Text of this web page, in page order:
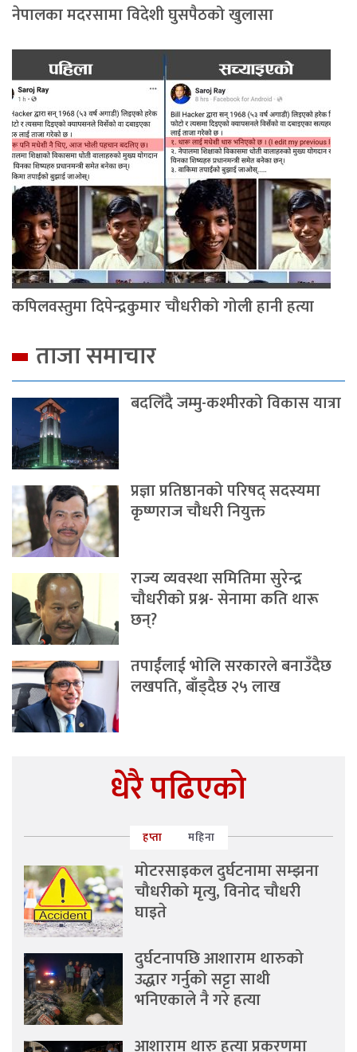
नेपालका मदरसामा विदेशी घुसपैठको खुलासा
कपिलवस्तुमा दिपेन्द्रकुमार चौधरीको गोली हानी हत्या
ताजा समाचार
बदलिँदै जम्मु-कश्मीरको विकास यात्रा
प्रज्ञा प्रतिष्ठानको परिषद् सदस्यमा
कृष्णराज चौधरी नियुक्त
राज्य व्यवस्था समितिमा सुरेन्द्र
चौधरीको प्रश्न- सेनामा कति थारू
छन्?
तपाईंलाई भोलि सरकारले बनाउँदैछ
लखपति, बाँड्दैछ २५ लाख
धेरै पढिएको
हप्ता महिना
मोटरसाइकल दुर्घटनामा सम्झना
चौधरीको मृत्यु, विनोद चौधरी
घाइते
दुर्घटनापछि आशाराम थारुको
उद्धार गर्नुको सट्टा साथी
भनिएकाले नै गरे हत्या
आशाराम थारु हत्या प्रकरणमा